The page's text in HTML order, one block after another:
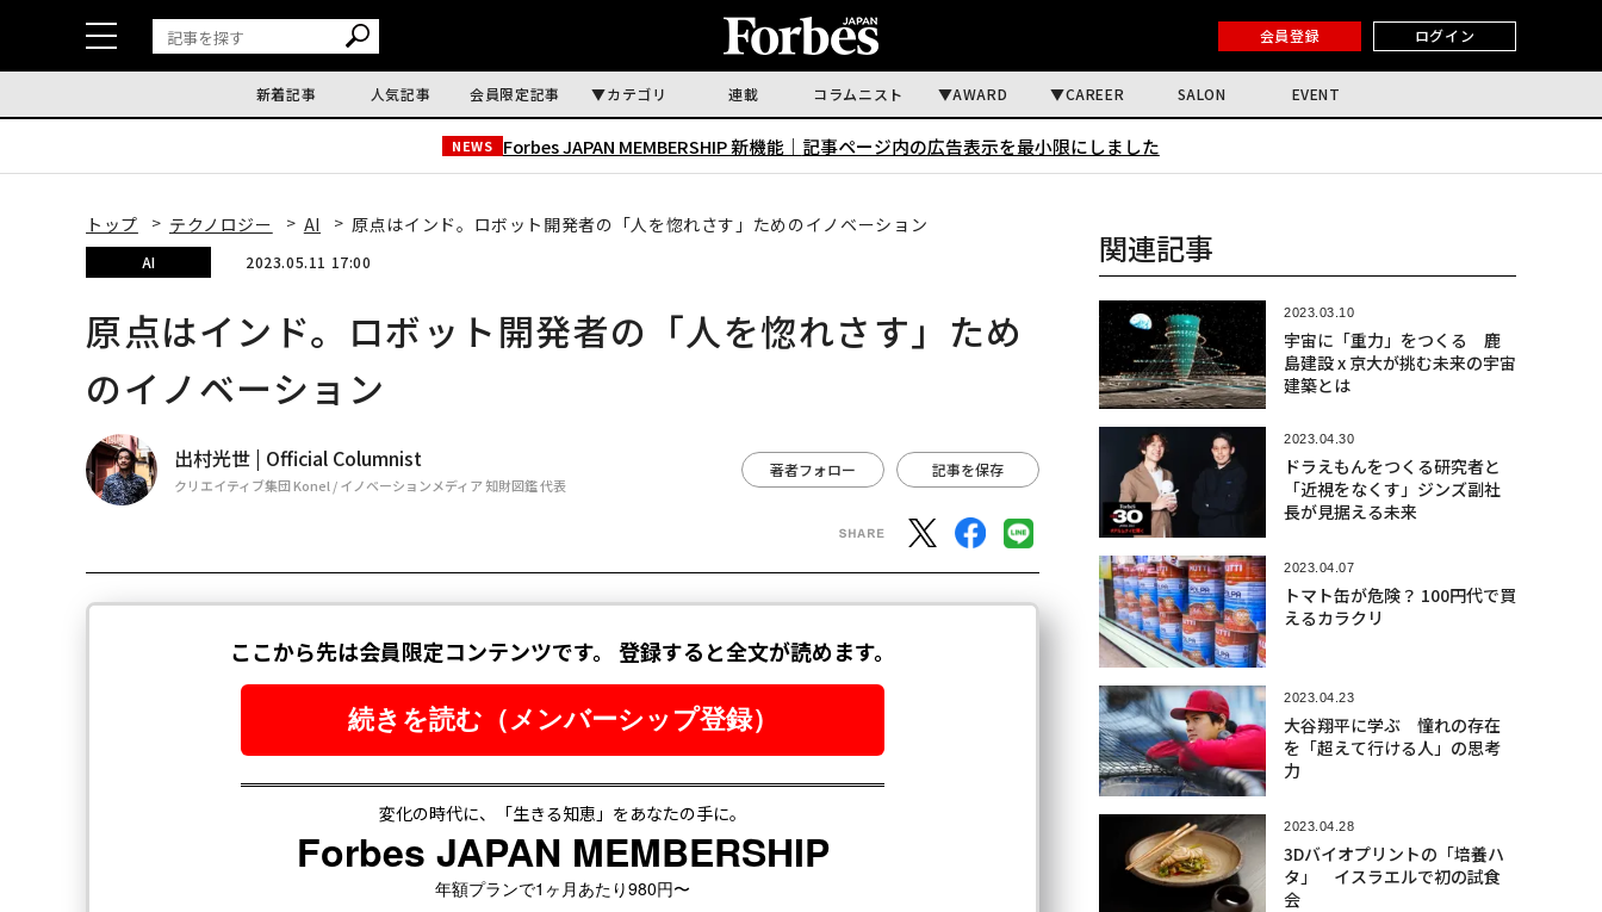
会員登録 ログイン
新着記事 人気記事 会員限定記事 カテゴリ 連載 コラムニスト AWARD CAREER SALON EVENT
NEWS Forbes JAPAN MEMBERSHIP 新機能｜ 記事ページ内の広告表示を最小限にしました
トップ テクノロジー AI 原点はインド。ロボット開発者の「人を惚れさす」ためのイノベーション
AI 2023.05.11 17:00
原点はインド。ロボット開発者の「人を惚れさす」ため
のイノベーション
出村光世 | Official Columnist
クリエイティブ集団 Konel / イノベーションメディア 知財図鑑 代表
著者フォロー 記事を保存
関連記事
2023.03.10
宇宙に「重力」をつくる 鹿
島建設 x 京大が挑む未来の宇宙
建築とは
2023.04.30
ドラえもんをつくる研究者と
「近視をなくす」ジンズ副社
長が見据える未来
2023.04.07
トマト缶が危険？ 100円代で買
えるカラクリ
2023.04.23
大谷翔平に学ぶ 憧れの存在
を「超えて行ける人」の思考
力
2023.04.28
3Dバイオプリントの「培養ハ
タ」 イスラエルで初の試食
会